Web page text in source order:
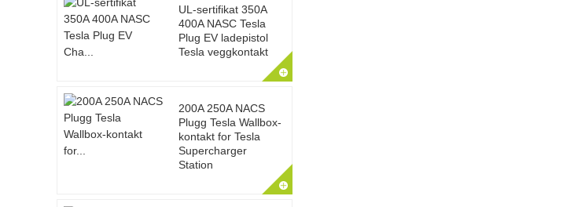
UL-sertifikat 350A
400A NASC Tesla
Plug EV ladepistol
Tesla veggkontakt
200A 250A NACS
Plugg Tesla Wallbox-
kontakt for Tesla
Supercharger
Station